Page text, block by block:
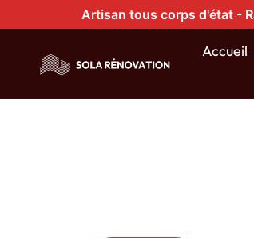
Artisan tous corps d'état -
Accueil